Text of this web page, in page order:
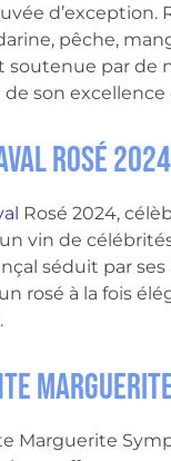
d’exception.
pêche,
soutenue par de
son
Rosé
Rosé 2024,
vin de
séduit par
rosé à la fois
Marguerite